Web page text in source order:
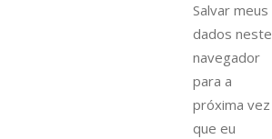
Salvar meus
dados neste
navegador
para a
próxima vez
que eu